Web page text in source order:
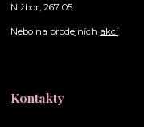
Nižbor, 267 05
Nebo na prodejních akcí
Kontakty